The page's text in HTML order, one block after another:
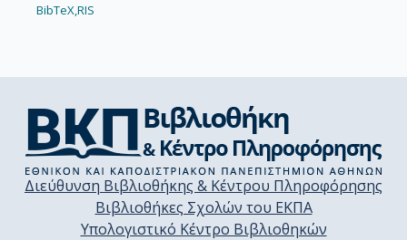
BibTeX,RIS
Διεύθυνση Βιβλιοθήκης & Κέντρου Πληροφόρησης
Βιβλιοθήκες Σχολών του ΕΚΠΑ
Υπολογιστικό Κέντρο Βιβλιοθηκών